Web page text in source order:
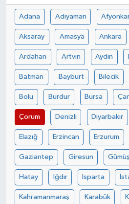
Adana Adıyaman
Aksaray Amasya Ankara
Ardahan Artvin Aydın
Batman Bayburt Bilecik
Bolu Burdur Bursa
Çorum Denizli Diyarbakır
Elazığ Erzincan Erzurum
Gaziantep Giresun
Hatay Iğdır Isparta
Kahramanmaraş Karabük